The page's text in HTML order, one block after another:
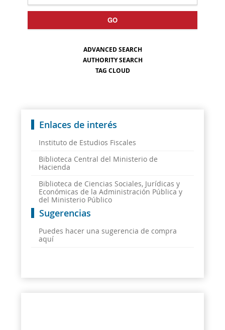
GO
ADVANCED SEARCH
AUTHORITY SEARCH
TAG CLOUD
Enlaces de interés
Instituto de Estudios Fiscales
Biblioteca Central del Ministerio de
Hacienda
Biblioteca de Ciencias Sociales, Jurídicas y
Económicas de la Administración Pública y
del Ministerio Público
Sugerencias
Puedes hacer una sugerencia de compra
aquí